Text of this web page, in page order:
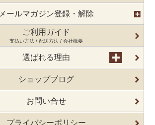
メールマガジン登録・解除
ご利用ガイド
支払い方法 / 配送方法 / 会社概要
選ばれる理由
ショップブログ
お問い合せ
プライバシーポリシー